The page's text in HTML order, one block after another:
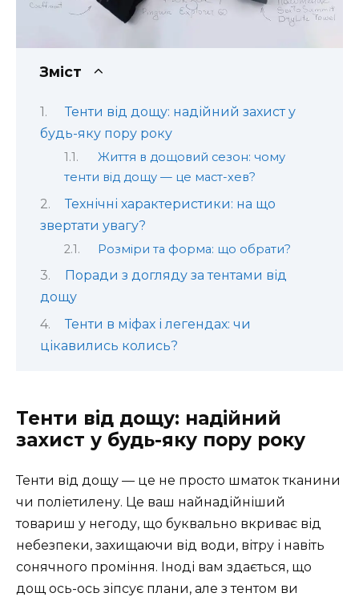
Зміст
Тенти від дощу: надійний захист у
будь-яку пору року
Життя в дощовий сезон: чому
тенти від дощу — це маст-хев?
Технічні характеристики: на що
звертати увагу?
Розміри та форма: що обрати?
Поради з догляду за тентами від
дощу
Тенти в міфах і легендах: чи
цікавились колись?
Тенти від дощу: надійний
захист у будь-яку пору року
Тенти від дощу — це не просто шматок тканини
чи поліетилену. Це ваш найнадійніший
товариш у негоду, що буквально вкриває від
небезпеки, захищаючи від води, вітру і навіть
сонячного проміння. Іноді вам здається, що
дощ ось-ось зіпсує плани, але з тентом ви